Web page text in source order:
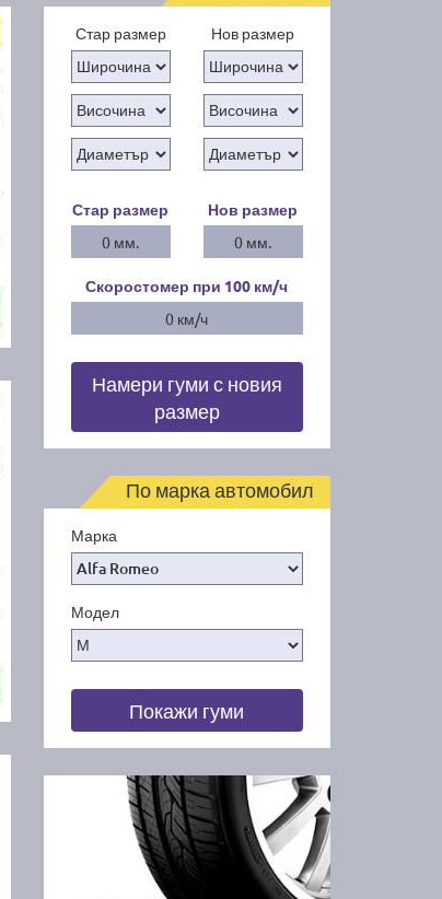
Стар размер Нов размер
Стар размер
0 мм.
Нов размер
0 мм.
Скоростомер при 100 км/ч
0 км/ч
Намери гуми с новия
размер
По марка автомобил
Марка
Модел
Покажи гуми